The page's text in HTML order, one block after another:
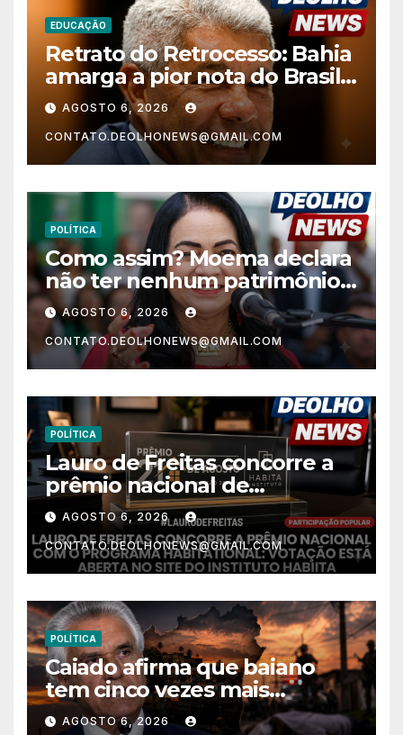
EDUCAÇÃO
Retrato do Retrocesso: Bahia
amarga a pior nota do Brasil
nos anos finais do Ensino
Fundamental e a menor do
Nordeste no Ensino Médio
AGOSTO 6, 2026
CONTATO.DEOLHONEWS@GMAIL.COM
POLÍTICA
Como assim? Moema declara
não ter nenhum patrimônio
após 30 anos na vida pública?
AGOSTO 6, 2026
CONTATO.DEOLHONEWS@GMAIL.COM
POLÍTICA
Lauro de Freitas concorre a
prêmio nacional de
habitação com o projeto “Tá
Rebocado”; votação está
aberta
AGOSTO 6, 2026
CONTATO.DEOLHONEWS@GMAIL.COM
POLÍTICA
Caiado afirma que baiano
tem cinco vezes mais
chances de ser assassinado
AGOSTO 6, 2026